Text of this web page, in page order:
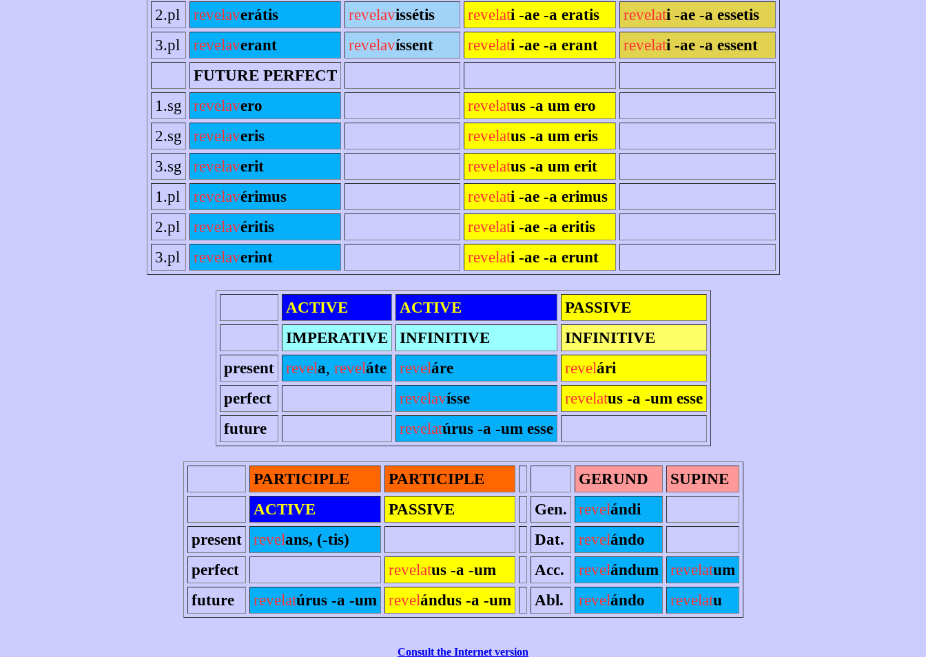
2.pl
revelaverátis revelavissétis revelati -ae -a eratis revelati -ae -a essetis
3.pl
revelaverant revelavíssent revelati -ae -a erant revelati -ae -a essent
FUTURE PERFECT
1.sg
revelavero revelatus -a um ero
2.sg
revelaveris revelatus -a um eris
3.sg
revelaverit revelatus -a um erit
1.pl
revelavérimus revelati -ae -a erimus
2.pl
revelavéritis revelati -ae -a eritis
3.pl
revelaverint revelati -ae -a erunt
ACTIVE ACTIVE
PASSIVE
IMPERATIVE
INFINITIVE
INFINITIVE
present
revela, reveláte reveláre revelári
perfect
revelavísse revelatus -a -um esse
future
revelatúrus -a -um esse
PARTICIPLE PARTICIPLE GERUND
SUPINE
ACTIVE
PASSIVE Gen. revelándi
present
revelans, (-tis) Dat. revelándo
perfect
revelatus -a -um Acc. revelándum revelatum
future
revelatúrus -a -um revelándus -a -um Abl. revelándo revelatu
Consult the Internet version